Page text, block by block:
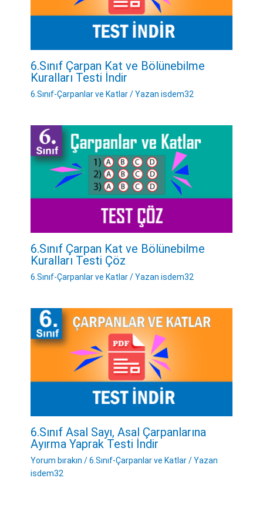
6.Sınıf Çarpan Kat ve Bölünebilme
Kuralları Testi İndir
6.Sınıf-Çarpanlar ve Katlar/ Yazan isdem32
6.Sınıf Çarpan Kat ve Bölünebilme
Kuralları Testi Çöz
6.Sınıf-Çarpanlar ve Katlar/ Yazan isdem32
6.Sınıf Asal Sayı, Asal Çarpanlarına
Ayırma Yaprak Testi İndir
Yorum bırakın /6.Sınıf-Çarpanlar ve Katlar/ Yazan
isdem32